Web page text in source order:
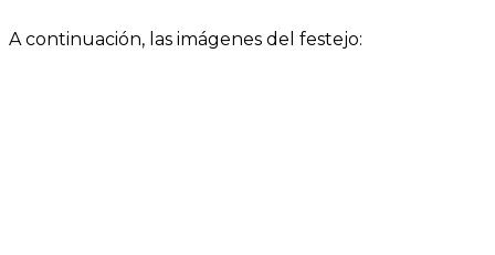
A continuación, las imágenes del festejo: